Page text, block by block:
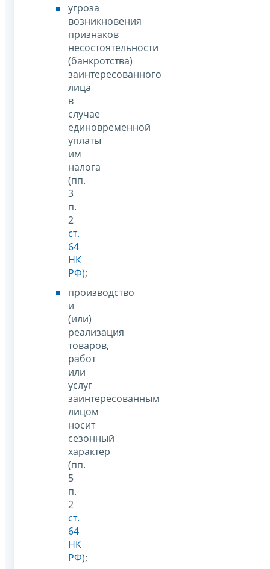
угроза
возникновения
признаков
несостоятельности
(банкротства)
заинтересованного
лица
в
случае
единовременной
уплаты
им
налога
(пп.
3
п.
2
ст.
64
НК
РФ);
производство
и
(или)
реализация
товаров,
работ
или
услуг
заинтересованным
лицом
носит
сезонный
характер
(пп.
5
п.
2
ст.
64
НК
РФ);